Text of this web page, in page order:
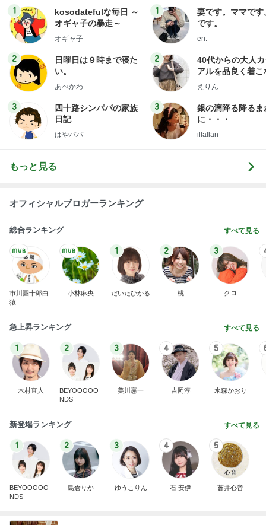
1
kosodatefulな毎日 ～
オギャ子の暴走～
オギャ子
2
日曜日は９時まで寝た
い。
あべかわ
3
四十路シンパパの家族
日記
はやパパ
1
妻です。ママです
です。
eri.
2
40代からの大人
アルを品良く着こ
ファッションブロ
えりん
3
銀の滴降る降るま
に・・・
illallan
もっと見る
オフィシャルブロガーランキング
総合ランキング すべて見る
市川團十郎白
猿
小林麻央
1
だいたひかる
2
桃
3
クロ
急上昇ランキング すべて見る
1
木村直人
2
BEYOOOOO
NDS
3
美川憲一
4
吉岡淳
5
水森かおり
新登場ランキング すべて見る
1
BEYOOOOO
NDS
2
島倉りか
3
ゆうこりん
4
石 安伊
5
蒼井心音